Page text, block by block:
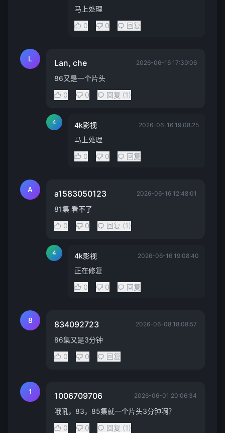
马上处理
0
0 回复
L Lan, che 2026-06-16 17:39:06
86又是一个片头
0
0 回复 (1)
4 4k影视 2026-06-16 19:08:25
马上处理
0
0 回复
A a1583050123 2026-06-16 12:48:01
81集 看不了
0
0 回复 (1)
4 4k影视 2026-06-16 19:08:40
正在修复
0
0 回复
8 834092723 2026-06-08 18:08:57
86集又是3分钟
0
0 回复
1 1006709706 2026-06-01 20:06:34
哦吼，83，85集就一个片头3分钟啊？
0
0 回复 (1)